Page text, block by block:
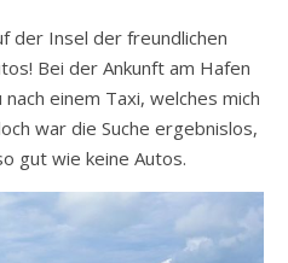
der Insel der freundlichen
Bei der Ankunft am Hafen
einem Taxi, welches mich
war die Suche ergebnislos,
gut wie keine Autos.